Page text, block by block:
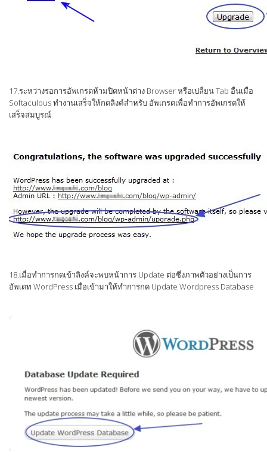
17.ระหว่างรอการอัพเกรดห้ามปิดหน้าต่าง Browser หรือเปลี่ยน Tab อื่นเมื่อ
Softaculous ทำงานเสร็จให้กดลิงค์สำหรับ อัพเกรดเพื่อทำการอัพเกรดให้
เสร็จสมบูรณ์
18.เมื่อทำการกดเข้าลิงค์จะพบหน้าการ Update ต่อซึ่งภาพตัวอย่างเป็นการ
อัพเดท WordPress เมื่อเข้ามาให้ทำการกด Update Wordpress Database